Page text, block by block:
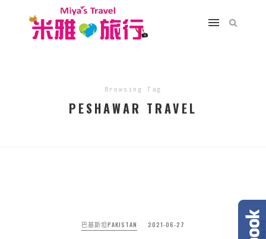
Browsing Tag
PESHAWAR TRAVEL
巴基斯坦PAKISTAN 2021-06-27